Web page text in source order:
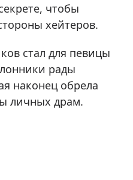
чтобы
хейтеров.
стал для певицы
рады
наконец обрела
личных драм.